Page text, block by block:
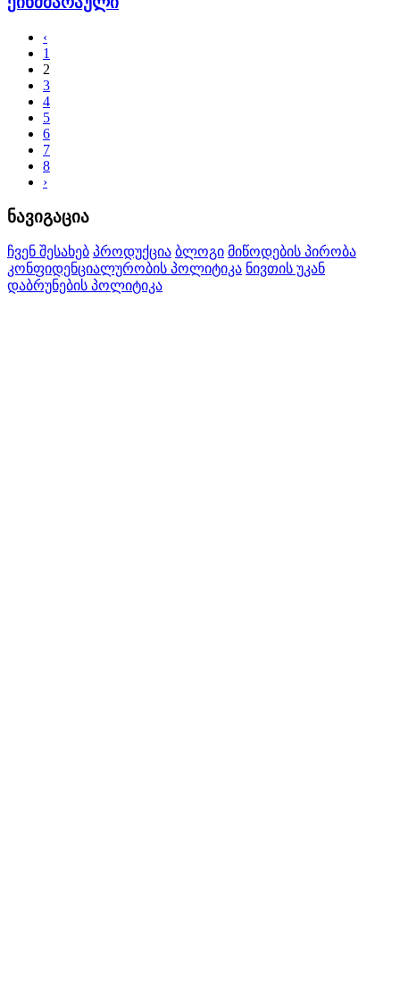
‹
1
2
3
4
5
6
7
8
›
ნავიგაცია
ჩვენ შესახებ პროდუქცია ბლოგი მიწოდების პირობა
კონფიდენციალურობის პოლიტიკა ნივთის უკან
დაბრუნების პოლიტიკა